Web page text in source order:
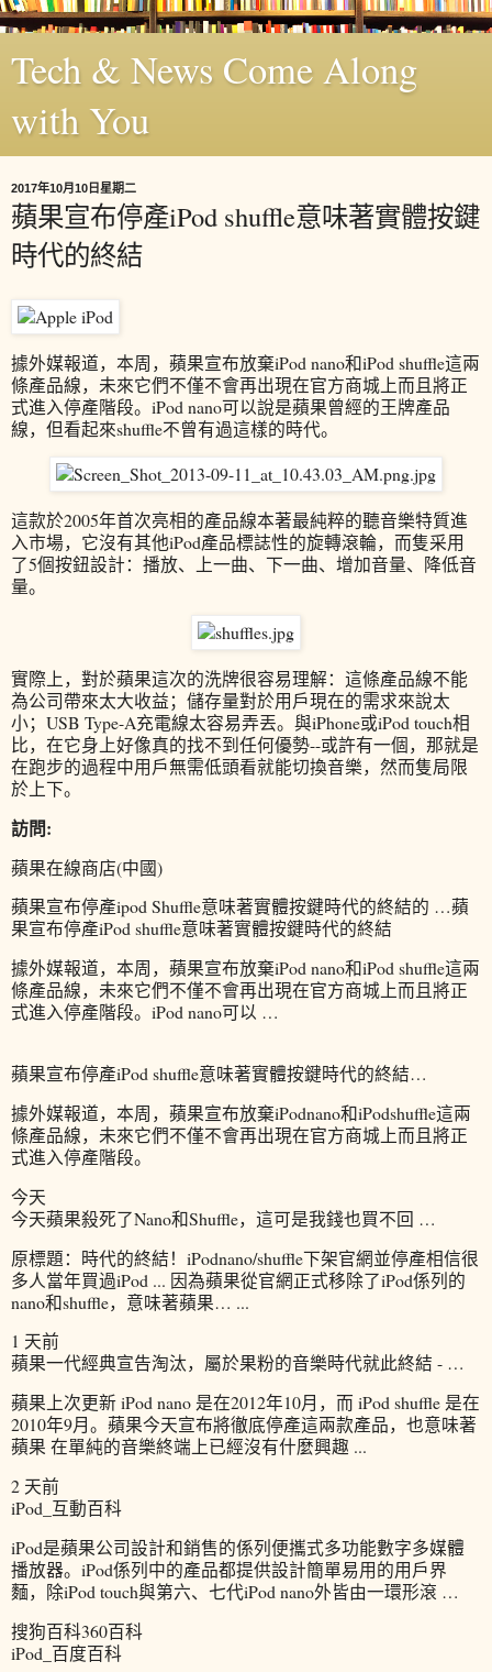
Tech & News Come Along
with You
2017年10月10日星期二
蘋果宣布停產iPod shuffle意味著實體按鍵
時代的終結
據外媒報道，本周，蘋果宣布放棄iPod nano和iPod shuffle這兩
條產品線，未來它們不僅不會再出現在官方商城上而且將正
式進入停產階段。iPod nano可以說是蘋果曾經的王牌產品
線，但看起來shuffle不曾有過這樣的時代。
這款於2005年首次亮相的產品線本著最純粹的聽音樂特質進
入市場，它沒有其他iPod產品標誌性的旋轉滾輪，而隻采用
了5個按鈕設計：播放、上一曲、下一曲、增加音量、降低音
量。
實際上，對於蘋果這次的洗牌很容易理解：這條產品線不能
為公司帶來太大收益；儲存量對於用戶現在的需求來說太
小；USB Type-A充電線太容易弄丟。與iPhone或iPod touch相
比，在它身上好像真的找不到任何優勢--或許有一個，那就是
在跑步的過程中用戶無需低頭看就能切換音樂，然而隻局限
於上下。
訪問:
蘋果在線商店(中國)
蘋果宣布停產ipod Shuffle意味著實體按鍵時代的終結的 …蘋
果宣布停產iPod shuffle意味著實體按鍵時代的終結
據外媒報道，本周，蘋果宣布放棄iPod nano和iPod shuffle這兩
條產品線，未來它們不僅不會再出現在官方商城上而且將正
式進入停產階段。iPod nano可以 …
蘋果宣布停產iPod shuffle意味著實體按鍵時代的終結…
據外媒報道，本周，蘋果宣布放棄iPodnano和iPodshuffle這兩
條產品線，未來它們不僅不會再出現在官方商城上而且將正
式進入停產階段。
今天
今天蘋果殺死了Nano和Shuffle，這可是我錢也買不回 …
原標題：時代的終結！iPodnano/shuffle下架官網並停產相信很
多人當年買過iPod ... 因為蘋果從官網正式移除了iPod係列的
nano和shuffle，意味著蘋果… ...
1 天前
蘋果一代經典宣告淘汰，屬於果粉的音樂時代就此終結 - …
蘋果上次更新 iPod nano 是在2012年10月，而 iPod shuffle 是在
2010年9月。蘋果今天宣布將徹底停產這兩款產品，也意味著
蘋果 在單純的音樂終端上已經沒有什麼興趣 ...
2 天前
iPod_互動百科
iPod是蘋果公司設計和銷售的係列便攜式多功能數字多媒體
播放器。iPod係列中的產品都提供設計簡單易用的用戶界
麵，除iPod touch與第六、七代iPod nano外皆由一環形滾 …
搜狗百科360百科
iPod_百度百科